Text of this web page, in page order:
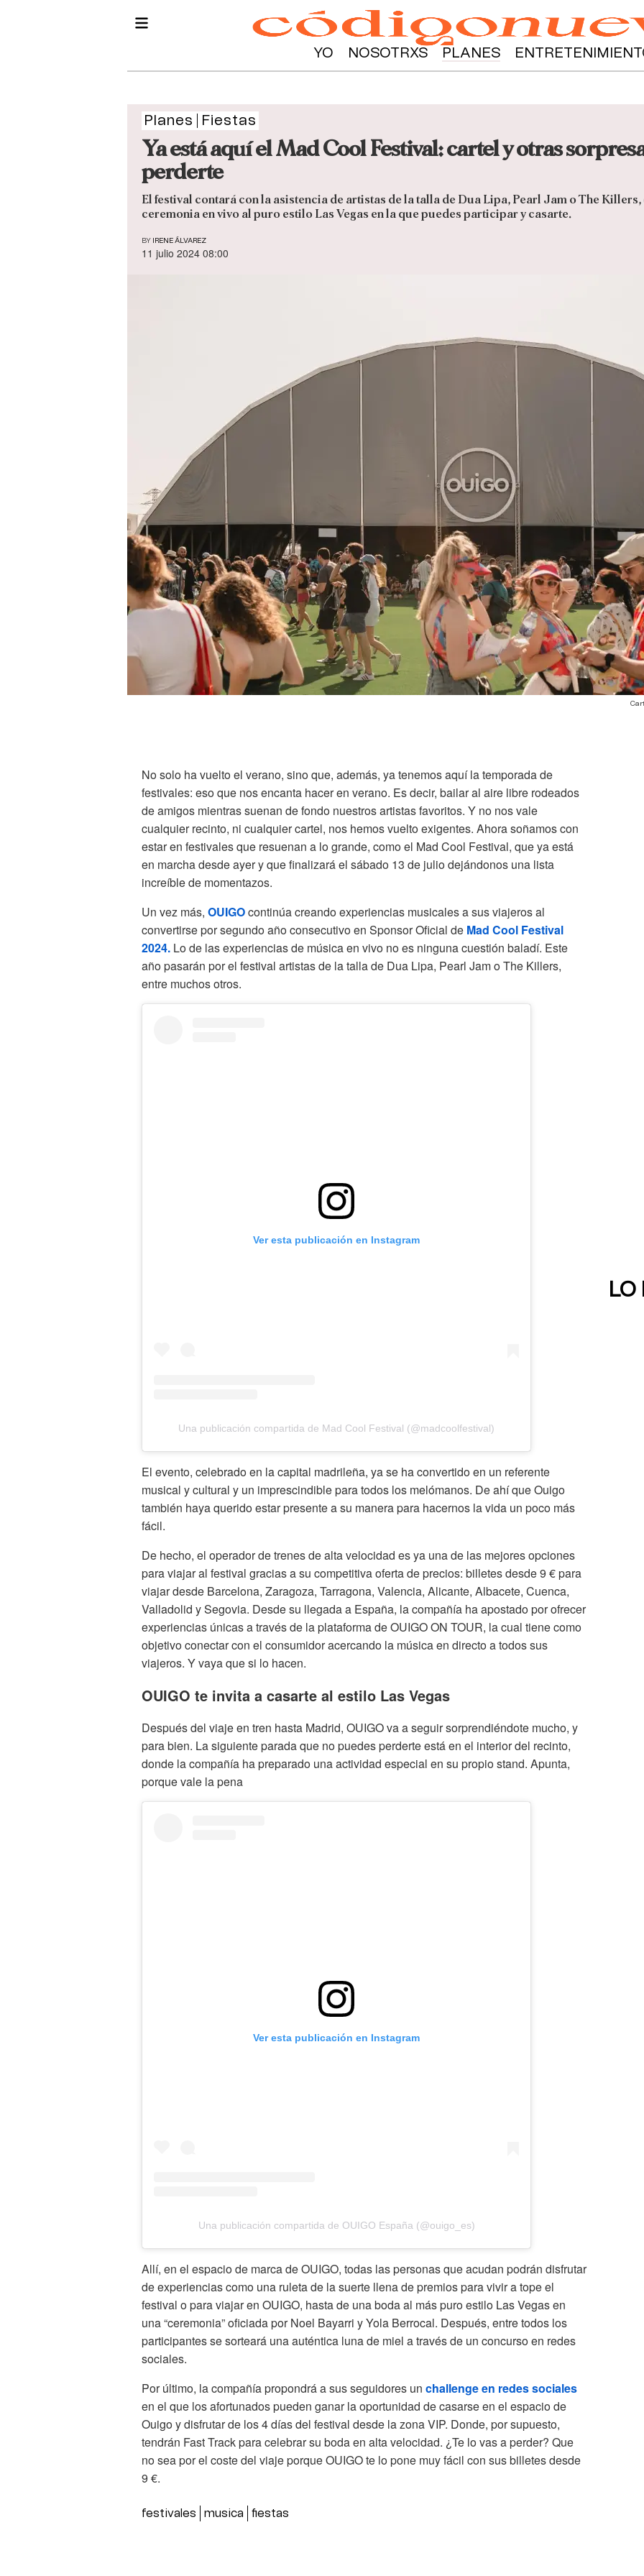
YO NOSOTRXS PLANES
Planes Fiestas
Ya está aquí el Mad Cool Festival: cartel y otras
perderte
El festival contará con la asistencia de artistas de la talla de Dua Lipa, Pearl Jam o The
ceremonia en vivo al puro estilo Las Vegas en la que puedes participar y casarte.
BY IRENE ÁLVAREZ
11 julio 2024 08:00
No solo ha vuelto el verano, sino que, además, ya tenemos aquí la temporada de
festivales: eso que nos encanta hacer en verano. Es decir, bailar al aire libre rodeados
de amigos mientras suenan de fondo nuestros artistas favoritos. Y no nos vale
cualquier recinto, ni cualquier cartel, nos hemos vuelto exigentes. Ahora soñamos con
estar en festivales que resuenan a lo grande, como el Mad Cool Festival, que ya está
en marcha desde ayer y que finalizará el sábado 13 de julio dejándonos una lista
increíble de momentazos.
Un vez más, OUIGOcontinúa creando experiencias musicales a sus viajeros al
convertirse por segundo año consecutivo en Sponsor Oficial de Mad Cool Festival
2024. Lo de las experiencias de música en vivo no es ninguna cuestión baladí. Este
año pasarán por el festival artistas de la talla de Dua Lipa, Pearl Jam o The Killers,
entre muchos otros.
Ver esta publicación en Instagram
Una publicación compartida de Mad Cool Festival (@madcoolfestival)
El evento, celebrado en la capital madrileña, ya se ha convertido en un referente
musical y cultural y un imprescindible para todos los melómanos. De ahí que Ouigo
también haya querido estar presente a su manera para hacernos la vida un poco más
fácil.
De hecho, el operador de trenes de alta velocidad es ya una de las mejores opciones
para viajar al festival gracias a su competitiva oferta de precios: billetes desde 9 € para
viajar desde Barcelona, Zaragoza, Tarragona, Valencia, Alicante, Albacete, Cuenca,
Valladolid y Segovia. Desde su llegada a España, la compañía ha apostado por ofrecer
experiencias únicas a través de la plataforma de OUIGO ON TOUR, la cual tiene como
objetivo conectar con el consumidor acercando la música en directo a todos sus
viajeros. Y vaya que si lo hacen.
OUIGO te invita a casarte al estilo Las Vegas
Después del viaje en tren hasta Madrid, OUIGO va a seguir sorprendiéndote mucho, y
para bien. La siguiente parada que no puedes perderte está en el interior del recinto,
donde la compañía ha preparado una actividad especial en su propio stand. Apunta,
porque vale la pena
Ver esta publicación en Instagram
Una publicación compartida de OUIGO España (@ouigo_es)
Allí, en el espacio de marca de OUIGO, todas las personas que acudan podrán disfrutar
de experiencias como una ruleta de la suerte llena de premios para vivir a tope el
festival o para viajar en OUIGO, hasta de una boda al más puro estilo Las Vegas en
una “ceremonia” oficiada por Noel Bayarri y Yola Berrocal. Después, entre todos los
participantes se sorteará una auténtica luna de miel a través de un concurso en redes
sociales.
Por último, la compañía propondrá a sus seguidores un challenge en redes sociales
en el que los afortunados pueden ganar la oportunidad de casarse en el espacio de
Ouigo y disfrutar de los 4 días del festival desde la zona VIP. Donde, por supuesto,
tendrán Fast Track para celebrar su boda en alta velocidad. ¿Te lo vas a perder? Que
no sea por el coste del viaje porque OUIGO te lo pone muy fácil con sus billetes desde
9 €.
festivales musica fiestas
LO